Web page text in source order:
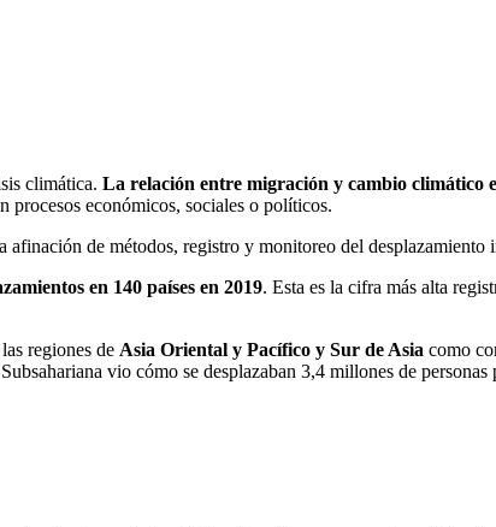
climática. La relación entre migración y cambio climático
procesos económicos, sociales o políticos.
de métodos, registro y monitoreo del desplazamiento
en 140 países en 2019. Esta es la cifra más alta
regiones de Asia Oriental y Pacífico y Sur de Asia como
vio cómo se desplazaban 3,4 millones de